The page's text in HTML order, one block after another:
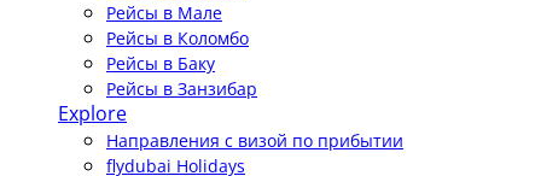
Рейсы в Мале
Рейсы в Коломбо
Рейсы в Баку
Рейсы в Занзибар
Explore
Направления с визой по прибытии
flydubai Holidays